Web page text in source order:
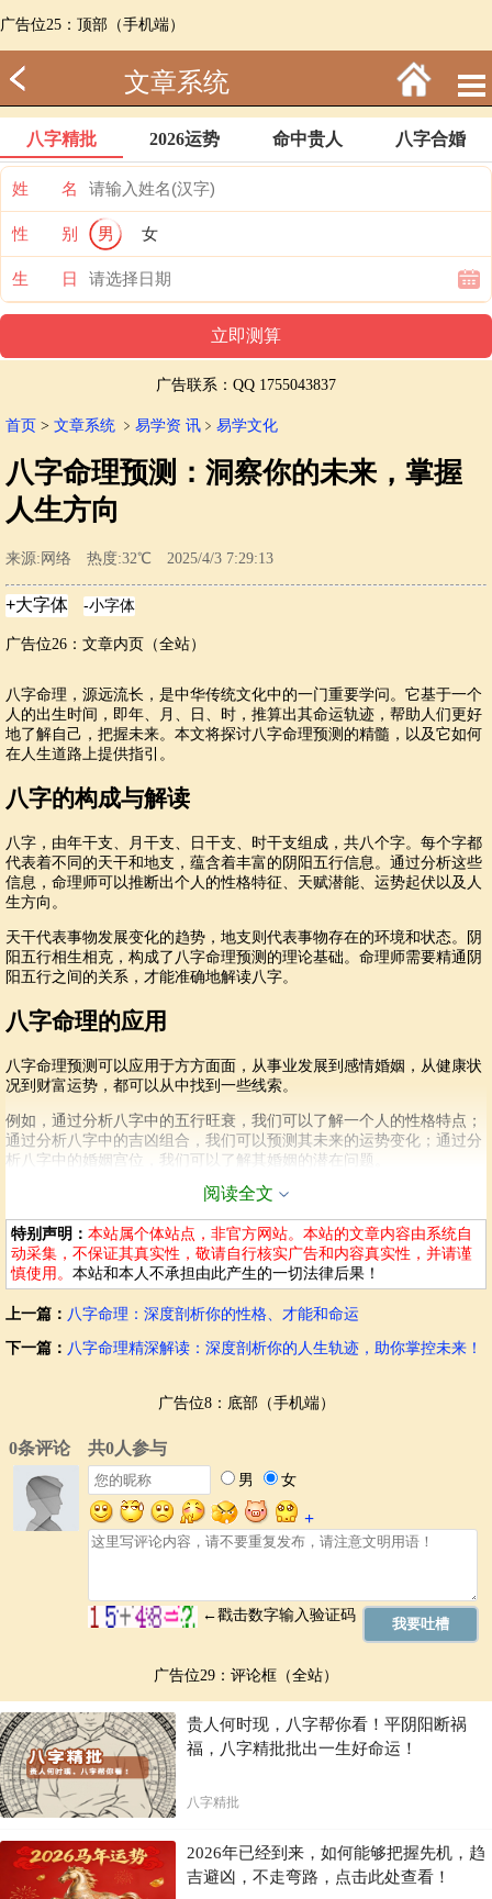
广告位25：顶部（手机端）
文章系统
八字精批 2026运势 命中贵人 八字合婚
姓 名
性 别 男 女
生 日
广告联系：QQ 1755043837
首页 > 文章系统 ﹥ 易学资 讯 ﹥ 易学文化
八字命理预测：洞察你的未来，掌握
人生方向
来源:网络 热度:32℃ 2025/4/3 7:29:13
广告位26：文章内页（全站）
八字命理，源远流长，是中华传统文化中的一门重要学问。它基于一个
人的出生时间，即年、月、日、时，推算出其命运轨迹，帮助人们更好
地了解自己，把握未来。本文将探讨八字命理预测的精髓，以及它如何
在人生道路上提供指引。
八字的构成与解读
八字，由年干支、月干支、日干支、时干支组成，共八个字。每个字都
代表着不同的天干和地支，蕴含着丰富的阴阳五行信息。通过分析这些
信息，命理师可以推断出个人的性格特征、天赋潜能、运势起伏以及人
生方向。
天干代表事物发展变化的趋势，地支则代表事物存在的环境和状态。阴
阳五行相生相克，构成了八字命理预测的理论基础。命理师需要精通阴
阳五行之间的关系，才能准确地解读八字。
八字命理的应用
八字命理预测可以应用于方方面面，从事业发展到感情婚姻，从健康状
况到财富运势，都可以从中找到一些线索。
例如，通过分析八字中的五行旺衰，我们可以了解一个人的性格特点；
通过分析八字中的吉凶组合，我们可以预测其未来的运势变化；通过分
析八字中的婚姻宫位，我们可以了解其婚姻的潜在问题。
重要的是，八字命理预测并非决定论，而是一种参考。它可以帮助我们
八字与人生规划
了解自己的八字有助于制定更加明确的人生规划。我们可以根据八字推
算出的运势走向，找到自身的优势和劣势，从而在事业、感情、财富等
方面做出更加精准的决策。
以提前做好准备，提升自身技能，寻求新的发展方向。如果八字显示未
维护感情的稳定。
八字命理预测并非万能，它只能提供参考方向，最终的成功还是要依靠
自身的努力和智慧。
八字命理的局限性
确地预测未来，更不应被完全依赖。
八字命理预测需要专业的命理师进行解读，并不能由非专业人士轻易理
八字与现实生活的联系
八字命理预测并非脱离现实的玄学，它与现实生活有着密切的联系。
通过对八字的分析，我们可以了解自己的性格倾向、天赋潜能，从而更
好地发挥自己的优势，弥补自己的不足； 通过对八字的分析，我们可以
了解自己未来的运势走向，从而避免一些潜在的风险，抓住一些机会。
总结
阅读全文
特别声明： 本站属个体站点，非官方网站。本站的文章内容由系统自
动采集，不保证其真实性，敬请自行核实广告和内容真实性，并请谨
慎使用。 本站和本人不承担由此产生的一切法律后果！
上一篇： 八字命理：深度剖析你的性格、才能和命运
下一篇： 八字命理精深解读：深度剖析你的人生轨迹，助你掌控未来！
广告位8：底部（手机端）
广告位29：评论框（全站）
贵人何时现，八字帮你看！平阴阳断祸
福，八字精批批出一生好命运！
八字精批
2026年已经到来，如何能够把握先机，趋
吉避凶，不走弯路，点击此处查看！